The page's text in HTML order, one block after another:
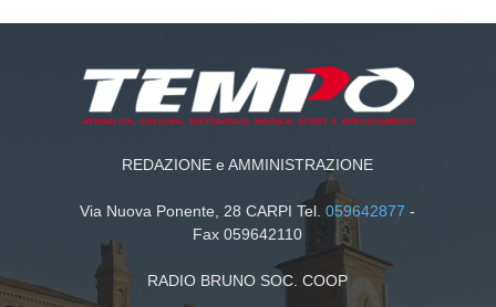
REDAZIONE e AMMINISTRAZIONE
Via Nuova Ponente, 28 CARPI Tel.059642877 -
Fax 059642110
RADIO BRUNO SOC. COOP